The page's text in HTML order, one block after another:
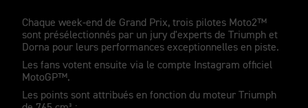
Chaque week-end de Grand Prix, trois pilotes Moto2™
sont présélectionnés par un jury d'experts de Triumph et
Dorna pour leurs performances exceptionnelles en piste.
Les fans votent ensuite via le compte Instagram officiel
MotoGP™.
Les points sont attribués en fonction du moteur Triumph